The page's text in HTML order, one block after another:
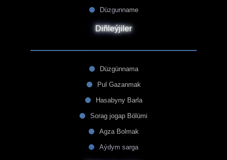
Düzgunname
Diñleýjiler
Düzgünnama
Pul Gazanmak
Hasabyny Barla
Sorag jogap Bölümi
Agza Bolmak
Aýdym sarga